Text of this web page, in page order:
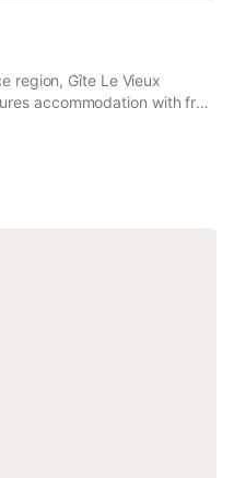
region, Gîte Le Vieux
accommodation with free
as access to a sauna. This